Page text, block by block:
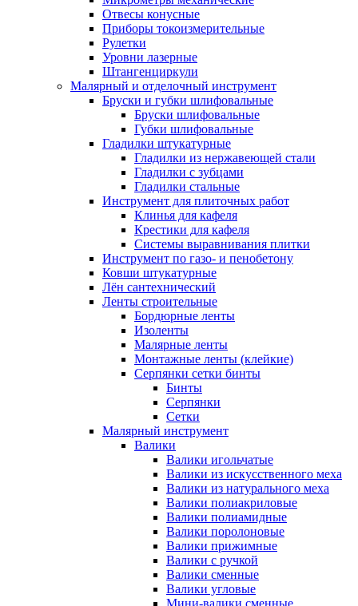
Отвесы конусные
Приборы токоизмерительные
Рулетки
Уровни лазерные
Штангенциркули
Малярный и отделочный инструмент
Бруски и губки шлифовальные
Бруски шлифовальные
Губки шлифовальные
Гладилки штукатурные
Гладилки из нержавеющей стали
Гладилки с зубцами
Гладилки стальные
Инструмент для плиточных работ
Клинья для кафеля
Крестики для кафеля
Системы выравнивания плитки
Инструмент по газо- и пенобетону
Ковши штукатурные
Лён сантехнический
Ленты строительные
Бордюрные ленты
Изоленты
Малярные ленты
Монтажные ленты (клейкие)
Серпянки сетки бинты
Бинты
Серпянки
Сетки
Малярный инструмент
Валики
Валики игольчатые
Валики из искусственного меха
Валики из натурального меха
Валики полиакриловые
Валики полиамидные
Валики поролоновые
Валики прижимные
Валики с ручкой
Валики сменные
Валики угловые
Мини-валики сменные